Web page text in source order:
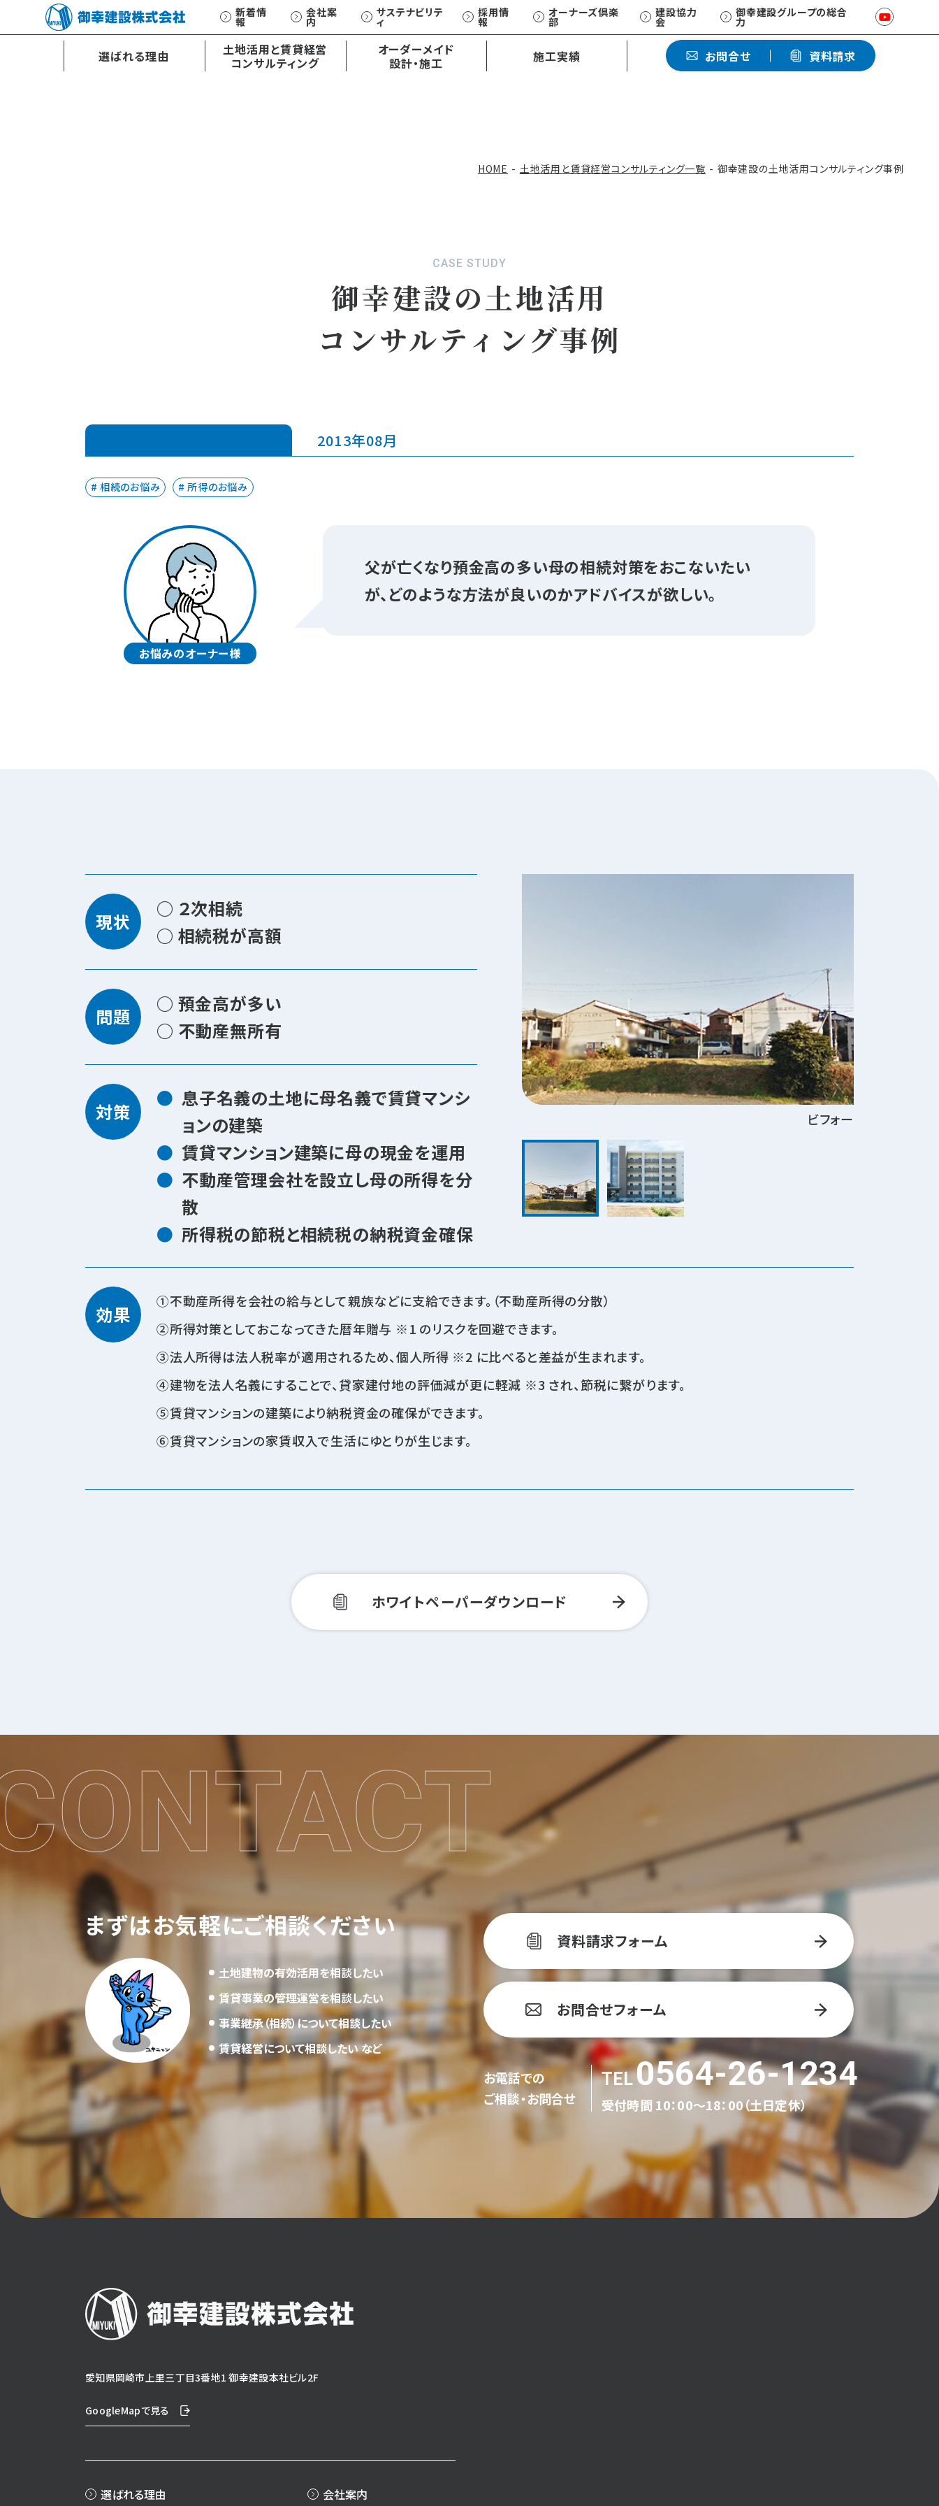
新着情
報
会社案
内
サステナビリテ
ィ
採用情
報
オーナーズ倶楽
部
建設協力
会
御幸建設グループの総合
力
選ばれる理由
土地活用と賃貸経営
コンサルティング
土地活用と賃貸経営
土地活用お悩み相談 コンサルティング事例一覧 ホワイトペーパー
オーダーメイド
設計・施工
オーダーメイド
オーダーメイド
設計・施工
外観・内観デザイン
ひとクラス上の賃貸マンション
EXCEED/RC
施工実績 お問合せ 資料請求
HOME 土地活用と賃貸経営コンサルティング一覧 御幸建設の土地活用コンサルティング事例
CASE STUDY
御幸建設の土地活用
コンサルティング事例
2013年08月
相続のお悩み 所得のお悩み
お悩みのオーナー様
父が亡くなり預金高の多い母の相続対策をおこないたい
が、どのような方法が良いのかアドバイスが欲しい。
現状
○ ２次相続
○ 相続税が高額
問題
○ 預金高が多い
○ 不動産無所有
対策
息子名義の土地に母名義で賃貸マンシ
ョンの建築
賃貸マンション建築に母の現金を運用
不動産管理会社を設立し母の所得を分
散
所得税の節税と相続税の納税資金確保
ビフォー
効果
不動産所得を会社の給与として親族などに支給できます。（不動産所得の分散）
所得対策としておこなってきた暦年贈与 ※1 のリスクを回避できます。
法人所得は法人税率が適用されるため、個人所得 ※2 に比べると差益が生まれます。
建物を法人名義にすることで、貸家建付地の評価減が更に軽減 ※3 され、節税に繋がります。
賃貸マンションの建築により納税資金の確保ができます。
賃貸マンションの家賃収入で生活にゆとりが生じます。
ホワイトペーパーダウンロード
まずはお気軽にご相談ください
土地建物の有効活用を相談したい
賃貸事業の管理運営を相談したい
事業継承（相続）について相談したい
賃貸経営について相談したい など
資料請求フォーム
お問合せフォーム
お電話での
ご相談・お問合せ
0564-26-1234
受付時間 10：00～18：00（土日定休）
愛知県岡崎市上里三丁目3番地1 御幸建設本社ビル2F
GoogleMapで見る
選ばれる理由 会社案内